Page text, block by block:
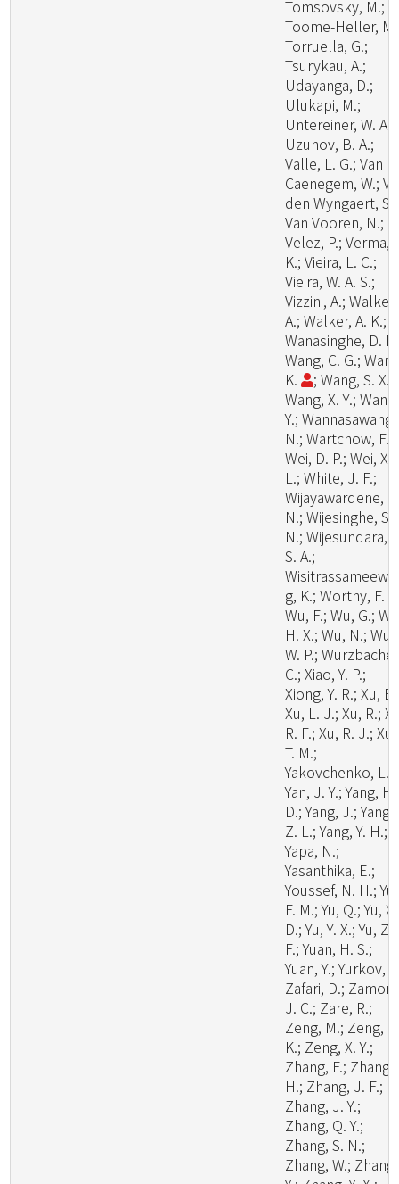
Tomsovsky, M.;
Toome-Heller,
Torruella, G.;
Tsurykau, A.;
Udayanga, D.;
Ulukapi, M.;
Untereiner, W. A.;
Uzunov, B. A.;
Valle, L. G.; Van
Caenegem, W.;
den Wyngaert, S.;
Van Vooren, N.;
Velez, P.; Verma,
K.; Vieira, L. C.;
Vieira, W. A. S.;
Vizzini, A.; Walker,
A.; Walker, A. K.;
Wanasinghe, D.
Wang, C. G.;
K.
; Wang, S. X.;
Wang, X. Y.; Wang,
Y.; Wannasawang,
N.; Wartchow, F.;
Wei, D. P.; Wei, X.
L.; White, J. F.;
Wijayawardene,
N.; Wijesinghe, S.
N.; Wijesundara,
S. A.;
g, K.; Worthy, F.
Wu, F.; Wu, G.;
H. X.; Wu, N.; Wu,
W. P.;
C.; Xiao, Y. P.;
Xiong, Y. R.; Xu,
Xu, L. J.; Xu, R.;
R. F.; Xu, R. J.; Xu,
T. M.;
Yakovchenko, L.;
Yan, J. Y.; Yang, H.
D.; Yang, J.; Yang,
Z. L.; Yang, Y. H.;
Yapa, N.;
Yasanthika, E.;
Youssef, N. H.; Yu,
F. M.; Yu, Q.; Yu, X.
D.; Yu, Y. X.; Yu, Z.
F.; Yuan, H. S.;
Yuan, Y.; Yurkov,
Zafari, D.;
J. C.; Zare, R.;
Zeng, M.; Zeng,
K.; Zeng, X. Y.;
Zhang, F.; Zhang,
H.; Zhang, J. F.;
Zhang, J. Y.;
Zhang, Q. Y.;
Zhang, S. N.;
Zhang, W.; Zhang,